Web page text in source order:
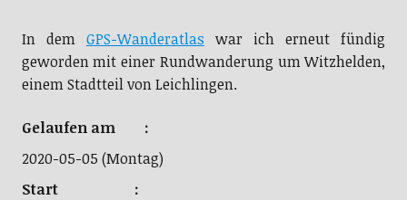
In dem GPS-Wanderatlas war ich erneut fündig
geworden mit einer Rundwanderung um Witzhelden,
einem Stadtteil von Leichlingen.
Gelaufen am :
2020-05-05 (Montag)
Start :